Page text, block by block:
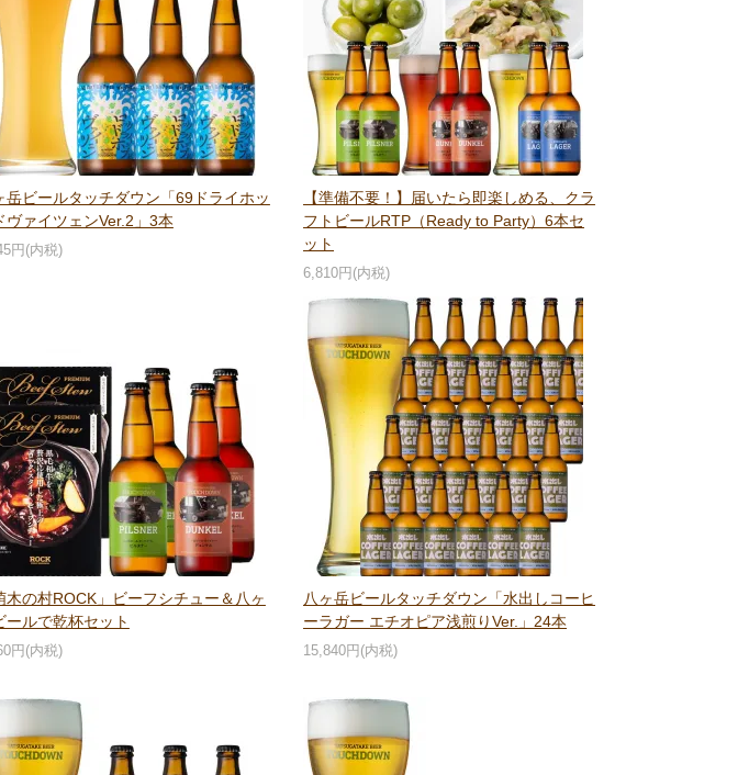
岳ビールタッチダウン「69ドライホッ
ヴァイツェンVer.2」3本
円(内税)
【準備不要！】届いたら即楽しめる、クラ
フトビールRTP（Ready to Party）6本セ
ット
6,810円(内税)
木の村ROCK」ビーフシチュー＆八ヶ
ールで乾杯セット
円(内税)
八ヶ岳ビールタッチダウン「水出しコーヒ
ーラガー エチオピア浅煎りVer.」24本
15,840円(内税)